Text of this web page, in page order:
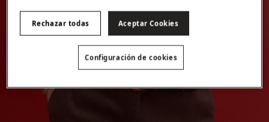
Rechazar todas Aceptar Cookies
Configuración de cookies